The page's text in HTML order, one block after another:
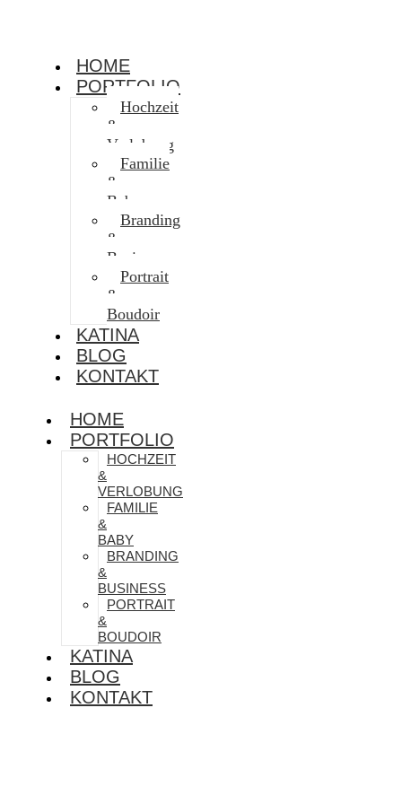
HOME
PORTFOLIO
Hochzeit
&
Verlobung
Familie
&
Baby
Branding
&
Business
Portrait
&
Boudoir
KATINA
BLOG
KONTAKT
HOME
PORTFOLIO
HOCHZEIT
&
VERLOBUNG
FAMILIE
&
BABY
BRANDING
&
BUSINESS
PORTRAIT
&
BOUDOIR
KATINA
BLOG
KONTAKT